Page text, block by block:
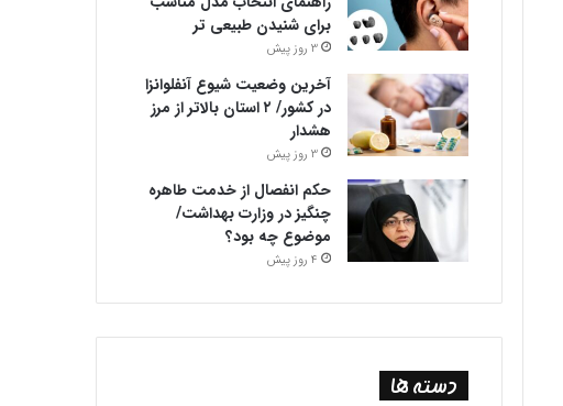
برای شنیدن طبیعی تر
3 روز پیش
آخرین وضعیت شیوع آنفلوانزا
در کشور/ ۲ استان بالاتر از مرز
هشدار
3 روز پیش
حکم انفصال از خدمت طاهره
چنگیز در وزارت بهداشت/
موضوع چه بود؟
4 روز پیش
دسته ها